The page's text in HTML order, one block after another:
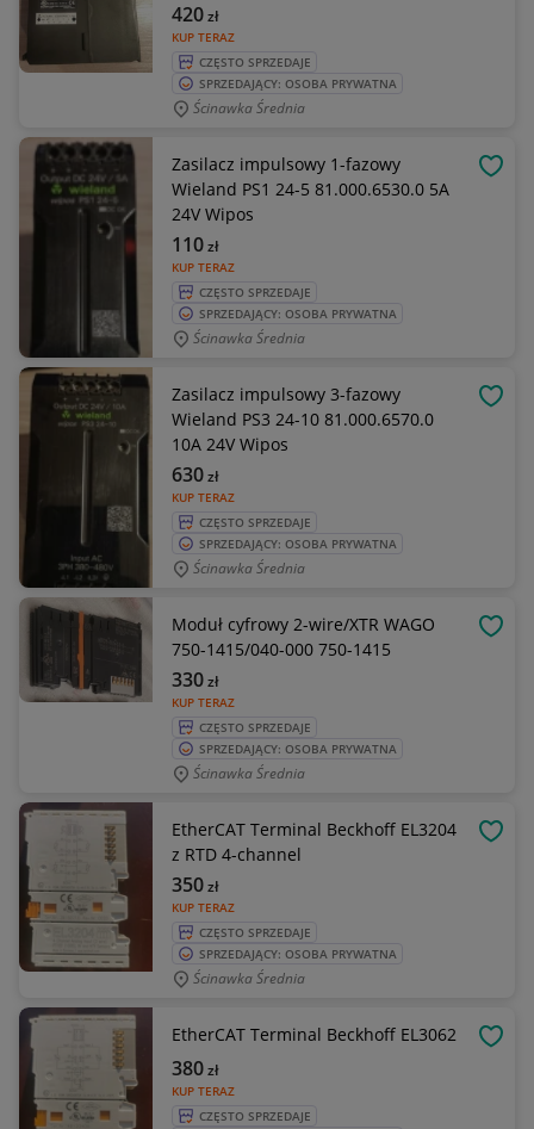
KUP TERAZ
420zł
CZĘSTO SPRZEDAJE
SPRZEDAJĄCY: OSOBA PRYWATNA
Ścinawka Średnia
Zasilacz impulsowy 1-fazowy
Wieland PS1 24-5 81.000.6530.0 5A
24V Wipos
KUP TERAZ
110zł
CZĘSTO SPRZEDAJE
SPRZEDAJĄCY: OSOBA PRYWATNA
Ścinawka Średnia
Zasilacz impulsowy 3-fazowy
Wieland PS3 24-10 81.000.6570.0
10A 24V Wipos
KUP TERAZ
630zł
CZĘSTO SPRZEDAJE
SPRZEDAJĄCY: OSOBA PRYWATNA
Ścinawka Średnia
Moduł cyfrowy 2-wire/XTR WAGO
750-1415/040-000 750-1415
KUP TERAZ
330zł
CZĘSTO SPRZEDAJE
SPRZEDAJĄCY: OSOBA PRYWATNA
Ścinawka Średnia
EtherCAT Terminal Beckhoff EL3204
z RTD 4-channel
KUP TERAZ
350zł
CZĘSTO SPRZEDAJE
SPRZEDAJĄCY: OSOBA PRYWATNA
Ścinawka Średnia
EtherCAT Terminal Beckhoff EL3062
KUP TERAZ
380zł
CZĘSTO SPRZEDAJE